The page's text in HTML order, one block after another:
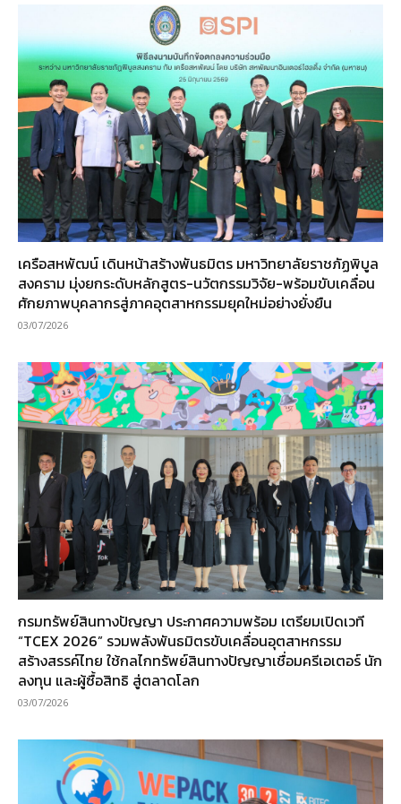
เครือสหพัฒน์ เดินหน้าสร้างพันธมิตร มหาวิทยาลัยราชภัฏพิบูล
สงคราม มุ่งยกระดับหลักสูตร-นวัตกรรมวิจัย-พร้อมขับเคลื่อน
ศักยภาพบุคลากรสู่ภาคอุตสาหกรรมยุคใหม่อย่างยั่งยืน
03/07/2026
กรมทรัพย์สินทางปัญญา ประกาศความพร้อม เตรียมเปิดเวที
“TCEX 2026” รวมพลังพันธมิตรขับเคลื่อนอุตสาหกรรม
สร้างสรรค์ไทย ใช้กลไกทรัพย์สินทางปัญญาเชื่อมครีเอเตอร์ นัก
ลงทุน และผู้ซื้อสิทธิ สู่ตลาดโลก
03/07/2026